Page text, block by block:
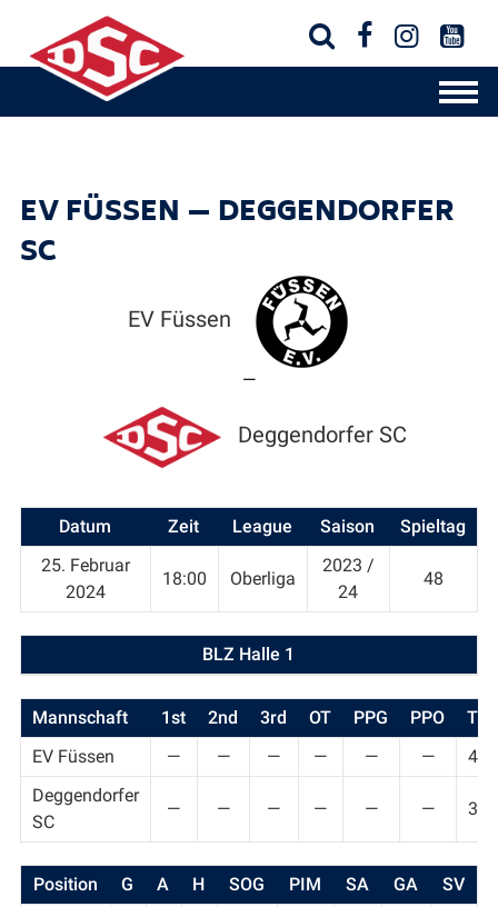
   
EV FÜSSEN — DEGGENDORFER
SC
EV Füssen
—
Deggendorfer SC
Datum Zeit League Saison
Spieltag
25. Februar
2024
18:00 Oberliga
2023 /
24
48
BLZ Halle 1
Mannschaft 1st 2nd 3rd OT PPG PPO
T
EV Füssen
— — — — — —
4
Deggendorfer
SC
— — — — — — 3
Position G A H SOG PIM SA GA
SV